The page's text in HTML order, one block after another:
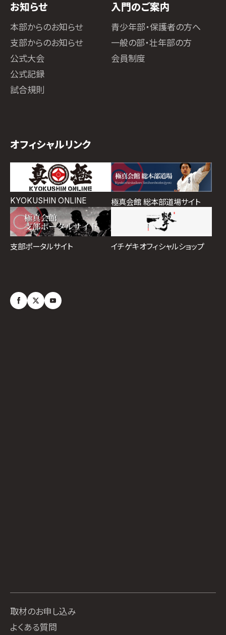
お知らせ
本部からのお知らせ
支部からのお知らせ
公式大会
公式記録
試合規則
入門のご案内
青少年部・保護者の方へ
一般の部・壮年部の方
会員制度
オフィシャルリンク
KYOKUSHIN ONLINE 極真会館 総本部道場サイト
支部ポータルサイト イチゲキオフィシャルショップ
取材のお申し込み
よくある質問